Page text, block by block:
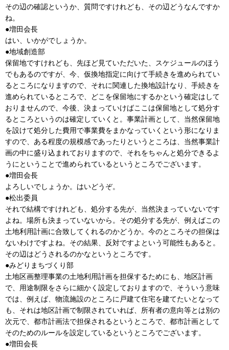
その辺の確認というか、質問ですけれども、その辺どうなんですか
ね。
●増田会長
はい、いかがでしょうか。
●地域創造部
保留地ですけれども、先ほど見ていただいた、スケジュールのほう
でもあるのですが、今、仮換地指定に向けて手続きを進められてい
るところになりますので、それに関連した換地設計なり、手続きを
進められているところで、どこを保留地にするかという確定はして
おりませんので、今後、決まっていけばここは保留地として処分す
るところというのは確定していくと。事業計画として、当然保留地
を設けて処分した費用で事業費をまかなっていくという形になりま
すので、ある程度の規模感であったりというところは、当然事業計
画の中に盛り込まれておりますので、それをちゃんと処分できるよ
うにということで進められているというところでございます。
●増田会長
よろしいでしょうか。はいどうぞ。
●松出委員
それで結構ですけれども、処分する先が、当然決まっていないです
よね。場所も決まっていないから。その処分する先が、例えばこの
土地利用計画に合致してくれるのかどうか。今のところその担保は
ないわけですよね。その結果、反対ですよという可能性もあると。
その辺はどうされるのかなというところです。
●みどりまちづくり部
土地区画整理事業の土地利用計画を担保するためにも、地区計画
で、用途制限をさらに細かく設定しておりますので、そういう意味
では、例えば、物流施設のところに戸建て住宅を建てたいとなって
も、それは地区計画で制限されていれば、所有者の意向等とは別の
次元で、都市計画法で担保されるというところで、都市計画として
そのためのルールを設定しているというところでございます。
●増田会長